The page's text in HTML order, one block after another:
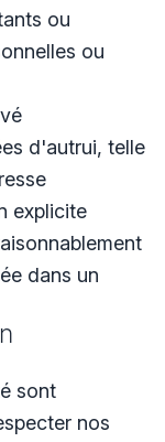
ou
ou
d'autrui, telle
explicite
dans un
sont
nos